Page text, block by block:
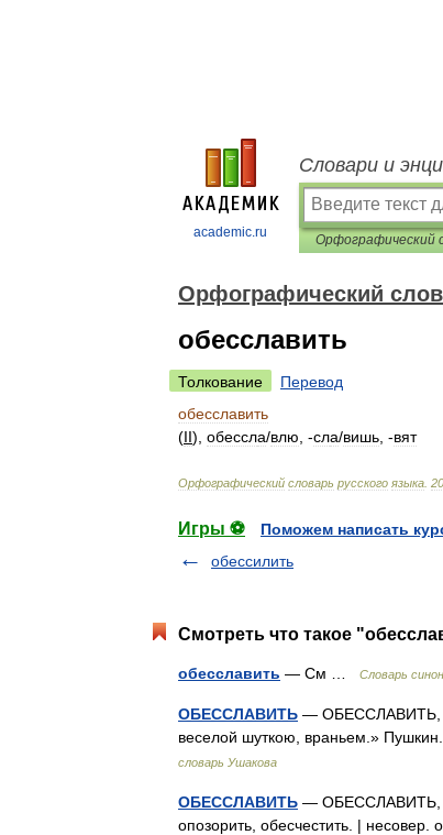
academic.ru
Словари и
Орфографический
обесславить
Толкование
Перевод
обесславить
(II), обессла/влю , -сла/вишь , -вят
Орфографический словарь русского языка
Игры ⚽
Поможем написать
обессилить
Смотреть что такое
обесславить — См … Словарь
ОБЕССЛАВИТЬ — ОБЕССЛАВИТЬ,
веселой шуткою, враньем.»
словарь Ушакова
ОБЕССЛАВИТЬ — ОБЕССЛАВИТЬ,
опозорить, обесчестить. |